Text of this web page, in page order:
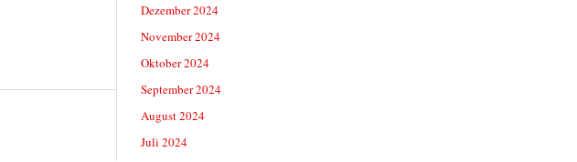
Dezember 2024
November 2024
Oktober 2024
September 2024
August 2024
Juli 2024